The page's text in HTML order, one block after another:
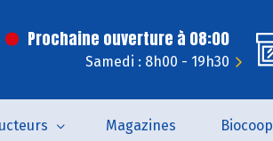
Prochaine ouverture à 08:00
Samedi : 8h00 - 19h30
Magazines Biocoop